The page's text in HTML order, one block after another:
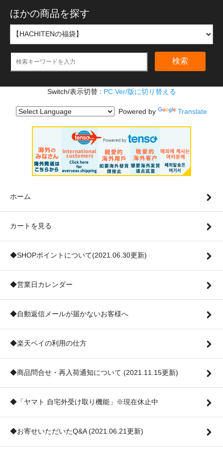
ほかの商品を探す
検索
Switch/表示切替 : PC.Ver/版に切り替える
Powered by Translate
ホーム
カートを見る
◆SHOPポイントについて(2021.06.30更新)
◆営業日カレンダー
◆自動返信メールが届かないお客様へ
◆楽天ペイの利用の仕方
◆商品問合せ・再入荷通知について (2021.11.15更新)
◆「ヤマト 自宅外受け取り機能」※現在休止中
◆お寄せいただいたQ&A (2021.06.21更新)